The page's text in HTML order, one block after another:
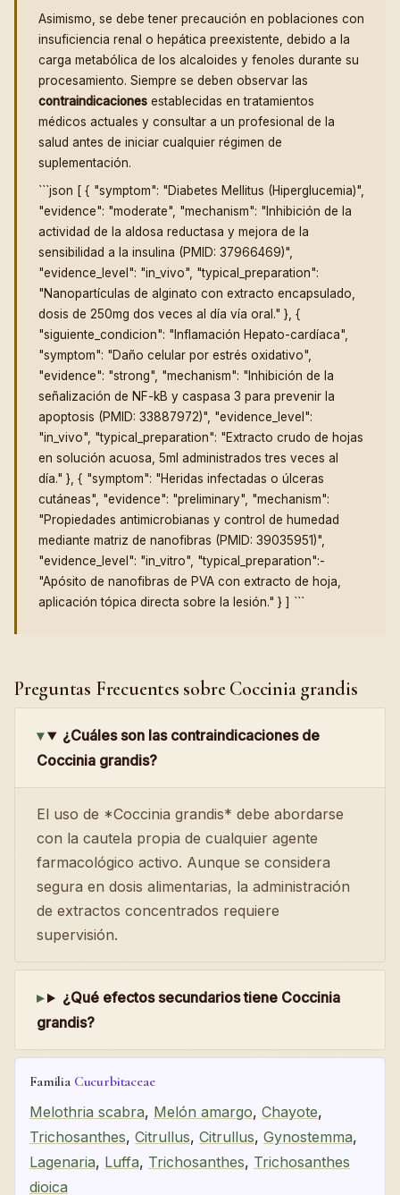
Asimismo, se debe tener precaución en poblaciones con
insuficiencia renal o hepática preexistente, debido a la
carga metabólica de los alcaloides y fenoles durante su
procesamiento. Siempre se deben observar las
contraindicaciones establecidas en tratamientos
médicos actuales y consultar a un profesional de la
salud antes de iniciar cualquier régimen de
suplementación.
```json [ { "symptom": "Diabetes Mellitus (Hiperglucemia)",
"evidence": "moderate", "mechanism": "Inhibición de la
actividad de la aldosa reductasa y mejora de la
sensibilidad a la insulina (PMID: 37966469)",
"evidence_level": "in_vivo", "typical_preparation":
"Nanopartículas de alginato con extracto encapsulado,
dosis de 250mg dos veces al día vía oral." }, {
"siguiente_condicion": "Inflamación Hepato-cardíaca",
"symptom": "Daño celular por estrés oxidativo",
"evidence": "strong", "mechanism": "Inhibición de la
señalización de NF-kB y caspasa 3 para prevenir la
apoptosis (PMID: 33887972)", "evidence_level":
"in_vivo", "typical_preparation": "Extracto crudo de hojas
en solución acuosa, 5ml administrados tres veces al
día." }, { "symptom": "Heridas infectadas o úlceras
cutáneas", "evidence": "preliminary", "mechanism":
"Propiedades antimicrobianas y control de humedad
mediante matriz de nanofibras (PMID: 39035951)",
"evidence_level": "in_vitro", "typical_preparation":-
"Apósito de nanofibras de PVA con extracto de hoja,
aplicación tópica directa sobre la lesión." } ] ```
Preguntas Frecuentes sobre Coccinia grandis
¿Cuáles son las contraindicaciones de
Coccinia grandis?
El uso de *Coccinia grandis* debe abordarse
con la cautela propia de cualquier agente
farmacológico activo. Aunque se considera
segura en dosis alimentarias, la administración
de extractos concentrados requiere
supervisión.
¿Qué efectos secundarios tiene Coccinia
grandis?
Familia Cucurbitaceae
Melothria scabra, Melón amargo, Chayote,
Trichosanthes, Citrullus, Citrullus, Gynostemma,
Lagenaria, Luffa, Trichosanthes, Trichosanthes
dioica